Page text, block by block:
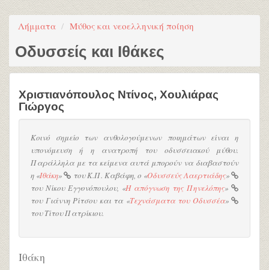
Λήμματα Μύθος και νεοελληνική ποίηση
Οδυσσείς και Ιθάκες
Χριστιανόπουλος Ντίνος, Χουλιάρας
Γιώργος
Κοινό σημείο των ανθολογούμενων ποιημάτων είναι η
υπονόμευση ή η ανατροπή του οδυσσειακού μύθου.
Παράλληλα με τα κείμενα αυτά μπορούν να διαβαστούν
η «Ιθάκη» του Κ.Π. Καβάφη, ο «Οδυσσεύς Λαερτιάδης»
του Νίκου Εγγονόπουλου, «Η απόγνωση της Πηνελόπης»
του Γιάννη Ρίτσου και τα «Τεχνάσματα του Οδυσσέα»
του Τίτου Πατρίκιου.
Ιθάκη